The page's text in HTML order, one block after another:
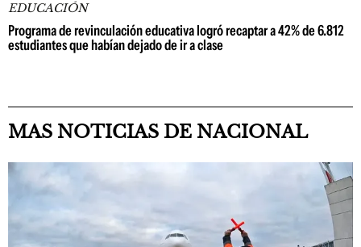
EDUCACIÓN
Programa de revinculación educativa logró recaptar a 42% de 6.812
estudiantes que habían dejado de ir a clase
MAS NOTICIAS DE NACIONAL